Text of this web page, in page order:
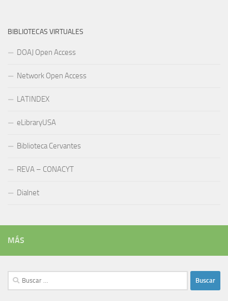
BIBLIOTECAS VIRTUALES
DOAJ Open Access
Network Open Access
LATINDEX
eLibraryUSA
Biblioteca Cervantes
REVA – CONACYT
Dialnet
MÁS
Buscar: